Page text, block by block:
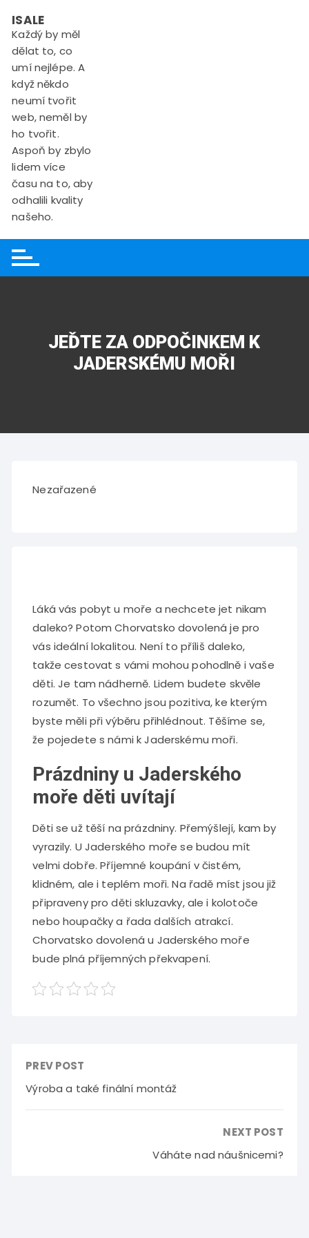
content
ISALE
Každý by měl
dělat to, co
umí nejlépe. A
když někdo
neumí tvořit
web, neměl by
ho tvořit.
Aspoň by zbylo
lidem více
času na to, aby
odhalili kvality
našeho.
JEĎTE ZA ODPOČINKEM K
JADERSKÉMU MOŘI
Nezařazené
Láká vás pobyt u moře a nechcete jet nikam
daleko? PotomChorvatsko dovolená je pro
vás ideální lokalitou. Není to příliš daleko,
takže cestovat s vámi mohou pohodlně i vaše
děti. Je tam nádherně. Lidem budete skvěle
rozumět. To všechno jsou pozitiva, ke kterým
byste měli při výběru přihlédnout. Těšíme se,
že pojedete s námi k Jaderskému moři.
Prázdniny u Jaderského
moře děti uvítají
Děti se už těší na prázdniny. Přemýšlejí, kam by
vyrazily. U Jaderského moře se budou mít
velmi dobře. Příjemné koupání v čistém,
klidném, ale i teplém moři. Na řadě míst jsou již
připraveny pro děti skluzavky, ale i kolotoče
nebo houpačky a řada dalších atrakcí.
Chorvatsko dovolená u Jaderského moře
bude plná příjemných překvapení.
PREV POST
Výroba a také finální montáž
NEXT POST
Váháte nad náušnicemi?